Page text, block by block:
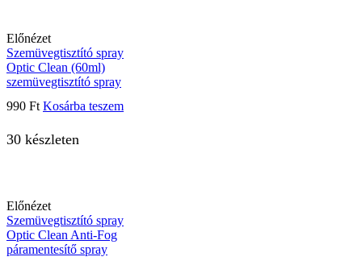
Előnézet
Szemüvegtisztító spray
Optic Clean (60ml)
szemüvegtisztító spray
990 Ft Kosárba teszem
30 készleten
Előnézet
Szemüvegtisztító spray
Optic Clean Anti-Fog
páramentesítő spray